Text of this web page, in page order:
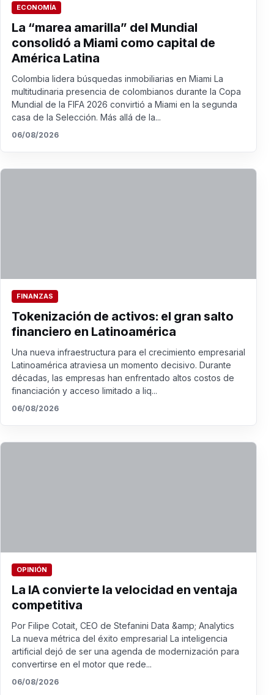
ECONOMÍA
La “marea amarilla” del Mundial
consolidó a Miami como capital de
América Latina
Colombia lidera búsquedas inmobiliarias en Miami La
multitudinaria presencia de colombianos durante la Copa
Mundial de la FIFA 2026 convirtió a Miami en la segunda
casa de la Selección. Más allá de la...
06/08/2026
FINANZAS
Tokenización de activos: el gran salto
financiero en Latinoamérica
Una nueva infraestructura para el crecimiento empresarial
Latinoamérica atraviesa un momento decisivo. Durante
décadas, las empresas han enfrentado altos costos de
financiación y acceso limitado a liq...
06/08/2026
OPINIÓN
La IA convierte la velocidad en ventaja
competitiva
Por Filipe Cotait, CEO de Stefanini Data &amp; Analytics
La nueva métrica del éxito empresarial La inteligencia
artificial dejó de ser una agenda de modernización para
convertirse en el motor que rede...
06/08/2026